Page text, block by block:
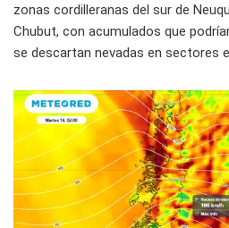
zonas cordilleranas del sur de
Chubut, con acumulados que
se descartan nevadas en sectores